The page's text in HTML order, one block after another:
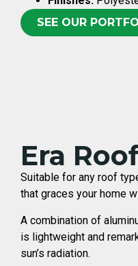
SEE OUR
Era
Suitable for any roof
that graces your home
A combination of
is lightweight and
sun’s radiation.